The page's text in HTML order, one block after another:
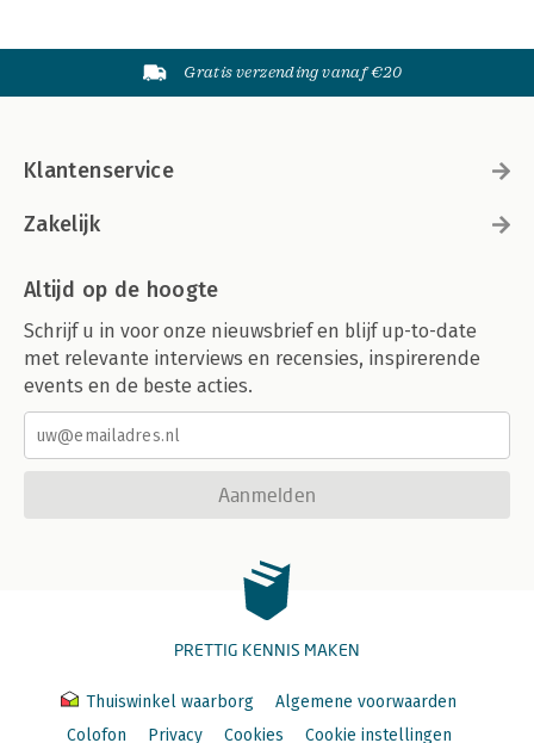
Gratis verzending vanaf €20
Klantenservice
Zakelijk
Altijd op de hoogte
Schrijf u in voor onze nieuwsbrief en blijf up-to-date
met relevante interviews en recensies, inspirerende
events en de beste acties.
Aanmelden
PRETTIG KENNIS MAKEN
Thuiswinkel waarborg
Algemene voorwaarden
Colofon
Privacy Cookies Cookie instellingen